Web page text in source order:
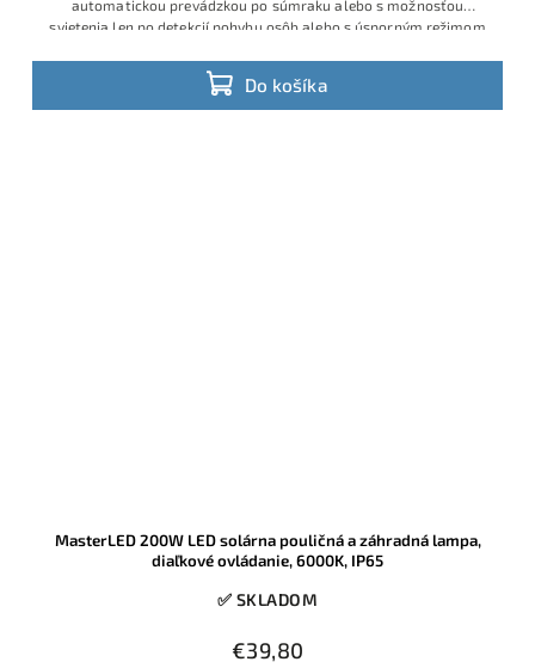
Do košíka
automatickou prevádzkou po súmraku alebo s možnosťou
svietenia len po detekcií pohybu osôb alebo s úsporným režimom
MasterLED 200W LED solárna pouličná a záhradná lampa,
diaľkové ovládanie, 6000K, IP65
✅ SKLADOM
€39,80